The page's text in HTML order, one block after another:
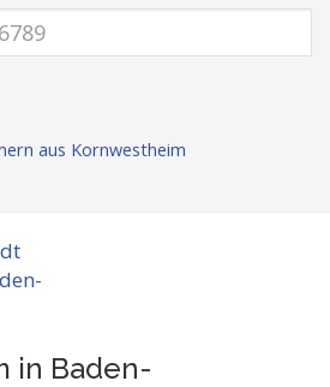
aus Kornwestheim
in Baden-